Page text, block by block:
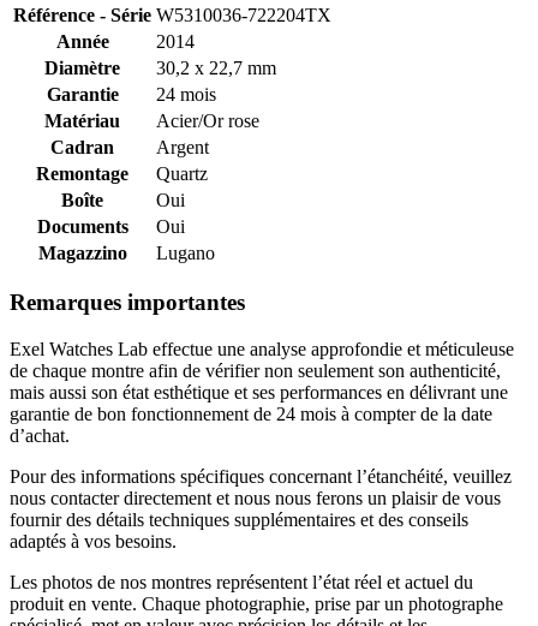
Référence - Série W5310036-722204TX
Année
2014
Diamètre
30,2 x 22,7 mm
Garantie
24 mois
Matériau
Acier/Or rose
Cadran
Argent
Remontage
Quartz
Boîte
Oui
Documents
Oui
Magazzino
Lugano
Remarques importantes
Exel Watches Lab effectue une analyse approfondie et méticuleuse
de chaque montre afin de vérifier non seulement son authenticité,
mais aussi son état esthétique et ses performances en délivrant une
garantie de bon fonctionnement de 24 mois à compter de la date
d’achat.
Pour des informations spécifiques concernant l’étanchéité, veuillez
nous contacter directement et nous nous ferons un plaisir de vous
fournir des détails techniques supplémentaires et des conseils
adaptés à vos besoins.
Les photos de nos montres représentent l’état réel et actuel du
produit en vente. Chaque photographie, prise par un photographe